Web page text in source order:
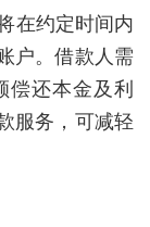
在约定时间内
户。借款人需
偿还本金及利
服务，可减轻